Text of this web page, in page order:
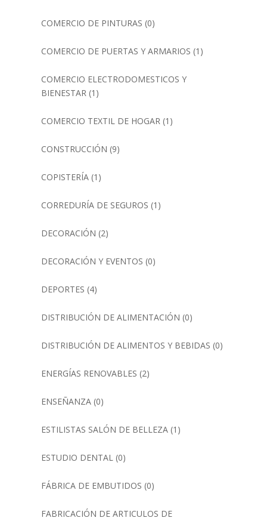
COMERCIO DE PINTURAS (0)
COMERCIO DE PUERTAS Y ARMARIOS (1)
COMERCIO ELECTRODOMESTICOS Y
BIENESTAR(1)
COMERCIO TEXTIL DE HOGAR(1)
CONSTRUCCIÓN (9)
COPISTERÍA(1)
CORREDURÍA DE SEGUROS (1)
DECORACIÓN (2)
DECORACIÓN Y EVENTOS (0)
DEPORTES (4)
DISTRIBUCIÓN DE ALIMENTACIÓN (0)
DISTRIBUCIÓN DE ALIMENTOS Y BEBIDAS (0)
ENERGÍAS RENOVABLES (2)
ENSEÑANZA(0)
ESTILISTAS SALÓN DE BELLEZA(1)
ESTUDIO DENTAL(0)
FÁBRICA DE EMBUTIDOS (0)
FABRICACIÓN DE ARTICULOS DE